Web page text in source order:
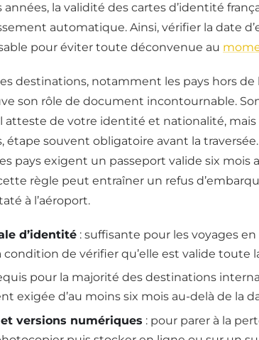
la validité des cartes d’identité
automatique. Ainsi, vérifier la date
pour éviter toute déconvenue au
destinations, notamment les pays hors de
son rôle de document incontournable.
atteste de votre identité et nationalité,
étape souvent obligatoire avant la
pays exigent un passeport valide six mois
règle peut entraîner un refus
à l’aéroport.
d’identité : suffisante pour les voyages
condition de vérifier qu’elle est valide toute
pour la majorité des destinations
exigée d’au moins six mois au-delà de la
versions numériques : pour parer à la